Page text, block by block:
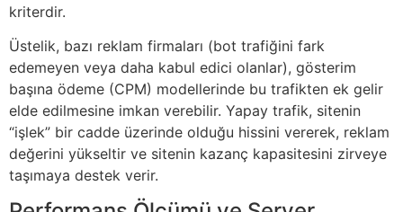
kriterdir.
Üstelik, bazı reklam firmaları (bot trafiğini fark
edemeyen veya daha kabul edici olanlar), gösterim
başına ödeme (CPM) modellerinde bu trafikten ek gelir
elde edilmesine imkan verebilir. Yapay trafik, sitenin
“işlek” bir cadde üzerinde olduğu hissini vererek, reklam
değerini yükseltir ve sitenin kazanç kapasitesini zirveye
taşımaya destek verir.